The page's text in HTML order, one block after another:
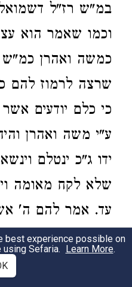
במ"ש רז"ל
וכמו שאמר הוא
כמשה ואהרן כמ"ש
שרצה לרמוז להם
כי כלם יודעים
ע"י משה ואהרן
ידו ג"כ ינטלם
שלא לקח מאומה
עד. אמר להם ה'
כלכם מודים
וא"כ מה היה לכם
best experience possible on
using Sefaria. Learn More.